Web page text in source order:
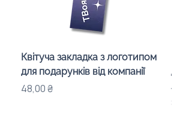
Квітуча закладка з логотипом
для подарунків від компанії
Ціна
48,00 ₴
для
Ціна